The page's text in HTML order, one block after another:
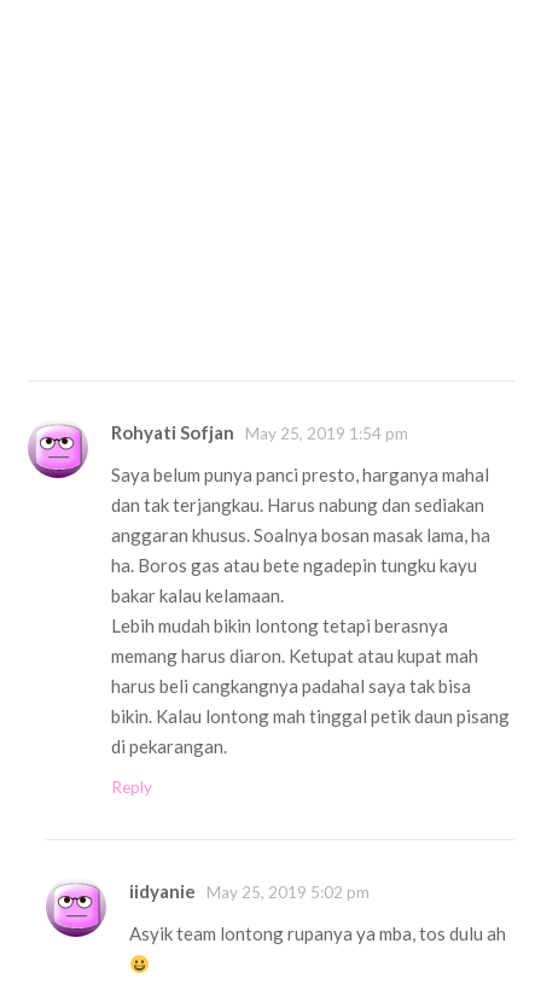
Rohyati Sofjan May 25, 2019 1:54 pm
Saya belum punya panci presto, harganya mahal
dan tak terjangkau. Harus nabung dan sediakan
anggaran khusus. Soalnya bosan masak lama, ha
ha. Boros gas atau bete ngadepin tungku kayu
bakar kalau kelamaan.
Lebih mudah bikin lontong tetapi berasnya
memang harus diaron. Ketupat atau kupat mah
harus beli cangkangnya padahal saya tak bisa
bikin. Kalau lontong mah tinggal petik daun pisang
di pekarangan.
Reply
iidyanie May 25, 2019 5:02 pm
Asyik team lontong rupanya ya mba, tos dulu ah